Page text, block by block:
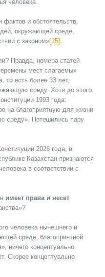
человека.
и обстоятельств,
окружающей среде,
с законом»[15]
Правда, номера статей
мест слагаемых
то есть более 33 лет,
среду. Хотя до этого
1993 года:
на благоприятную для жизни
среду». Потешились пару
2026 года, в
Казахстан признаются
в соответствии с
имеет права и несет
человека нынешнего и
среде, благоприятной
ничего концептуально
Скорее концептуально